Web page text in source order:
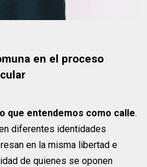
en el proceso
que entendemos como calle.
diferentes identidades
en la misma libertad e
de quienes se oponen